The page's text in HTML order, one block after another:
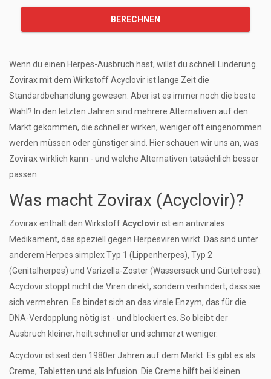
BERECHNEN
Wenn du einen Herpes-Ausbruch hast, willst du schnell Linderung.
Zovirax mit dem Wirkstoff Acyclovir ist lange Zeit die
Standardbehandlung gewesen. Aber ist es immer noch die beste
Wahl? In den letzten Jahren sind mehrere Alternativen auf den
Markt gekommen, die schneller wirken, weniger oft eingenommen
werden müssen oder günstiger sind. Hier schauen wir uns an, was
Zovirax wirklich kann - und welche Alternativen tatsächlich besser
passen.
Was macht Zovirax (Acyclovir)?
Zovirax enthält den WirkstoffAcyclovir ist ein antivirales
Medikament, das speziell gegen Herpesviren wirkt . Das sind unter
anderem Herpes simplex Typ 1 (Lippenherpes), Typ 2
(Genitalherpes) und Varizella-Zoster (Wassersack und Gürtelrose).
Acyclovir stoppt nicht die Viren direkt, sondern verhindert, dass sie
sich vermehren. Es bindet sich an das virale Enzym, das für die
DNA-Verdopplung nötig ist - und blockiert es. So bleibt der
Ausbruch kleiner, heilt schneller und schmerzt weniger.
Acyclovir ist seit den 1980er Jahren auf dem Markt. Es gibt es als
Creme, Tabletten und als Infusion. Die Creme hilft bei kleinen